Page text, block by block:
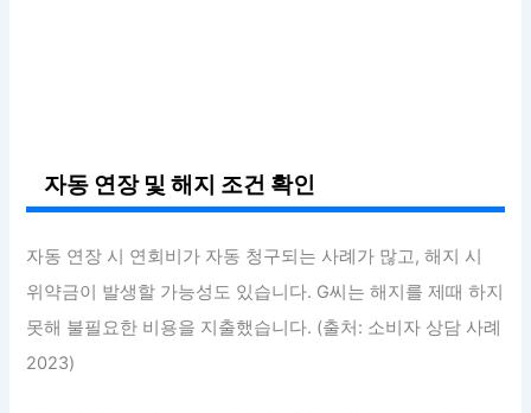
자동 연장 및 해지 조건 확인
자동 연장 시 연회비가 자동 청구되는 사례가 많고, 해지 시
위약금이 발생할 가능성도 있습니다. G씨는 해지를 제때 하지
못해 불필요한 비용을 지출했습니다. (출처: 소비자 상담 사례
2023)